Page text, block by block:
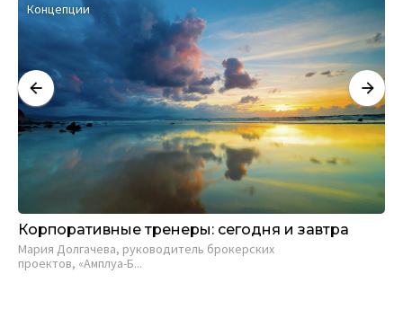
Концепции
Корпоративные тренеры: сегодня и завтра
Мария Долгачева, руководитель брокерских
проектов, «Амплуа-Б...